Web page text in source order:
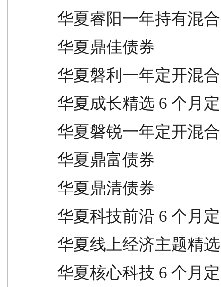
华夏睿阳一年持有混合
华夏鼎佳债券
华夏磐利一年定开混合
华夏成长精选 6 个月定
华夏磐锐一年定开混合
华夏鼎富债券
华夏鼎清债券
华夏科技前沿 6 个月定
华夏线上经济主题精选
华夏核心科技 6 个月定